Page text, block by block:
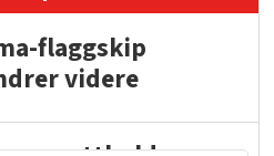
flaggskip
videre